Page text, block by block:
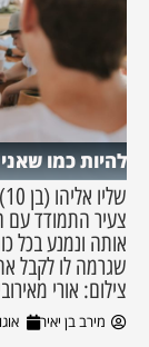
להיות כמו שאני
צעיר התמודד עם
אותה ונמנע בכל
שגרמה לו לקבל
צילום: אורי
מירב בן יאיר